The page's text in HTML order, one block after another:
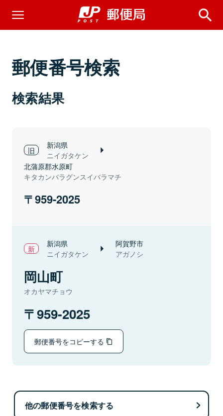
郵便番号検索
検索結果
新潟県
ニイガタケン
北蒲原郡水原町
キタカンバラグンスイバラマチ
959-2025
新潟県
ニイガタケン
阿賀野市
アガノシ
岡山町
オカヤマチョウ
959-2025
郵便番号をコピーする
他の郵便番号を検索する